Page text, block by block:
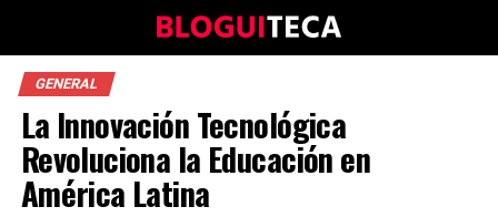
GENERAL
La Innovación Tecnológica
Revoluciona la Educación en
América Latina